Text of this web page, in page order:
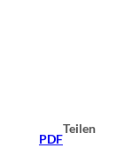
PDF
Teilen